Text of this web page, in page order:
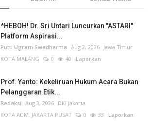
*HEBOH! Dr. Sri Untari Luncurkan "ASTARI"
Platform Aspirasi...
Putu Ugram Swadharma Aug 2, 2026 Jawa Timur
KOTA MALANG
0 40 Laporkan
Prof. Yanto: Kekeliruan Hukum Acara Bukan
Pelanggaran Etik...
Redaksi Aug 3, 2026 DKI Jakarta
KOTA ADM. JAKARTA PUSAT
0 33 Laporkan